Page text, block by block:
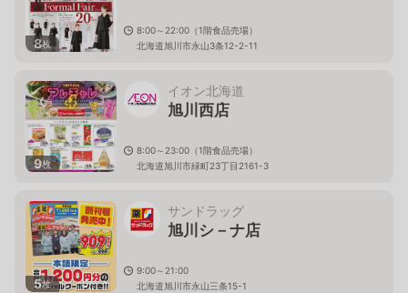
8枚
8:00～22:00（1階食品売場）
北海道旭川市永山3条12-2-11
9枚
イオン北海道
旭川西店
8:00～23:00（1階食品売場）
北海道旭川市緑町23丁目2161-3
5枚
サンドラッグ
旭川シ－ナ店
9:00～21:00
北海道旭川市永山三条15-1